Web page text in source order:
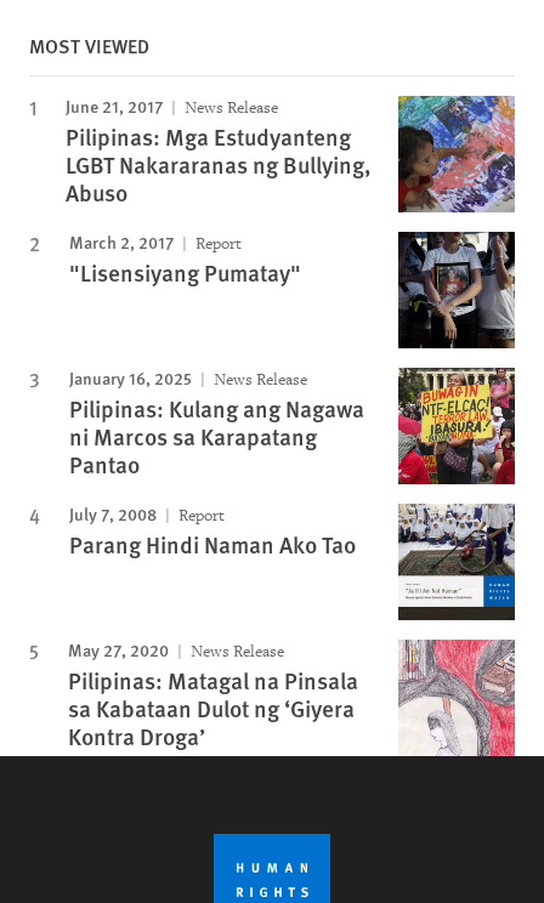
MOST VIEWED
June 21, 2017 News Release
Pilipinas: Mga Estudyanteng
LGBT Nakararanas ng Bullying,
Abuso
March 2, 2017 Report
"Lisensiyang Pumatay"
January 16, 2025 News Release
Pilipinas: Kulang ang Nagawa
ni Marcos sa Karapatang
Pantao
July 7, 2008 Report
Parang Hindi Naman Ako Tao
May 27, 2020 News Release
Pilipinas: Matagal na Pinsala
sa Kabataan Dulot ng ‘Giyera
Kontra Droga’